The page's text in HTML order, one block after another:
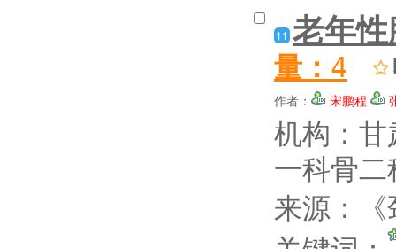
11 老年
量： 4
作者： 宋鹏程
机构：
一科骨二
来源：